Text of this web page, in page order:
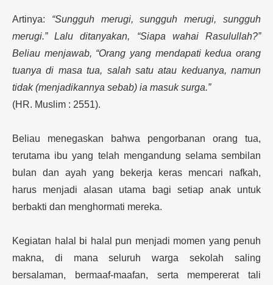
Artinya: “Sungguh merugi, sungguh merugi, sungguh
merugi.” Lalu ditanyakan, “Siapa wahai Rasulullah?”
Beliau menjawab, “Orang yang mendapati kedua orang
tuanya di masa tua, salah satu atau keduanya, namun
tidak (menjadikannya sebab) ia masuk surga.”
(HR. Muslim : 2551).
Beliau menegaskan bahwa pengorbanan orang tua,
terutama ibu yang telah mengandung selama sembilan
bulan dan ayah yang bekerja keras mencari nafkah,
harus menjadi alasan utama bagi setiap anak untuk
berbakti dan menghormati mereka.
Kegiatan halal bi halal pun menjadi momen yang penuh
makna, di mana seluruh warga sekolah saling
bersalaman, bermaaf-maafan, serta mempererat tali